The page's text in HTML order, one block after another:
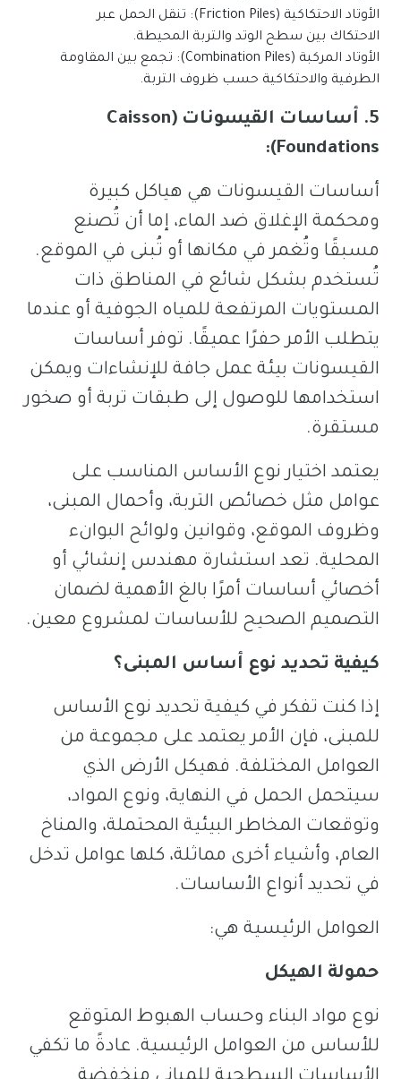
الأوتاد الاحتكاكية (Friction Piles): تنقل الحمل عبر
الاحتكاك بين سطح الوتد والتربة المحيطة.
الأوتاد المركبة (Combination Piles): تجمع بين المقاومة
الطرفية والاحتكاكية حسب ظروف التربة.
5. أساسات القيسونات (Caisson
Foundations):
أساسات القيسونات هي هياكل كبيرة
ومحكمة الإغلاق ضد الماء، إما أن تُصنع
مسبقًا وتُغمر في مكانها أو تُبنى في الموقع.
تُستخدم بشكل شائع في المناطق ذات
المستويات المرتفعة للمياه الجوفية أو عندما
يتطلب الأمر حفرًا عميقًا. توفر أساسات
القيسونات بيئة عمل جافة للإنشاءات ويمكن
استخدامها للوصول إلى طبقات تربة أو صخور
مستقرة.
يعتمد اختيار نوع الأساس المناسب على
عوامل مثل خصائص التربة، وأحمال المبنى،
وظروف الموقع، وقوانين ولوائح البوانء
المحلية. تعد استشارة مهندس إنشائي أو
أخصائي أساسات أمرًا بالغ الأهمية لضمان
التصميم الصحيح للأساسات لمشروع معين.
كيفية تحديد نوع أساس المبنى؟
إذا كنت تفكر في كيفية تحديد نوع الأساس
للمبنى، فإن الأمر يعتمد على مجموعة من
العوامل المختلفة. فهيكل الأرض الذي
سيتحمل الحمل في النهاية، ونوع المواد،
وتوقعات المخاطر البيئية المحتملة، والمناخ
العام، وأشياء أخرى مماثلة، كلها عوامل تدخل
في تحديد أنواع الأساسات.
العوامل الرئيسية هي:
حمولة الهيكل
نوع مواد البناء وحساب الهبوط المتوقع
للأساس من العوامل الرئيسية. عادةً ما تكفي